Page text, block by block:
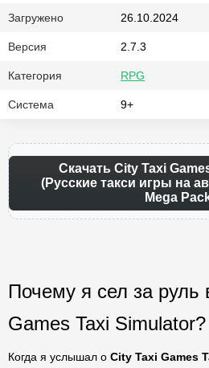
Загружено 26.10.2024
Версия 2.7.3
Категория RPG
Система 9+
Скачать City Taxi
(Русские такси игры на
Mega
Почему я сел за руль
Games Taxi Simulator?
Когда я услышал о City Taxi Games